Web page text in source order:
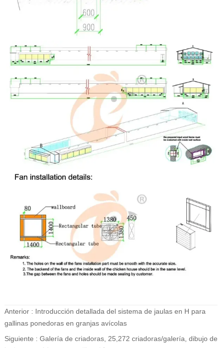
Anterior : Introducción detallada del sistema de jaulas en H para
gallinas ponedoras en granjas avícolas
Siguiente : Galería de criadoras, 25,272 criadoras/galería, dibujo de